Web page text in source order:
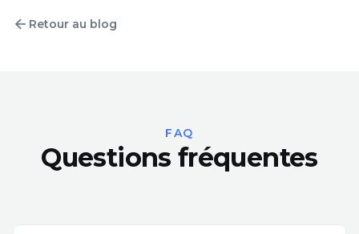
Retour au blog
FAQ
Questions fréquentes